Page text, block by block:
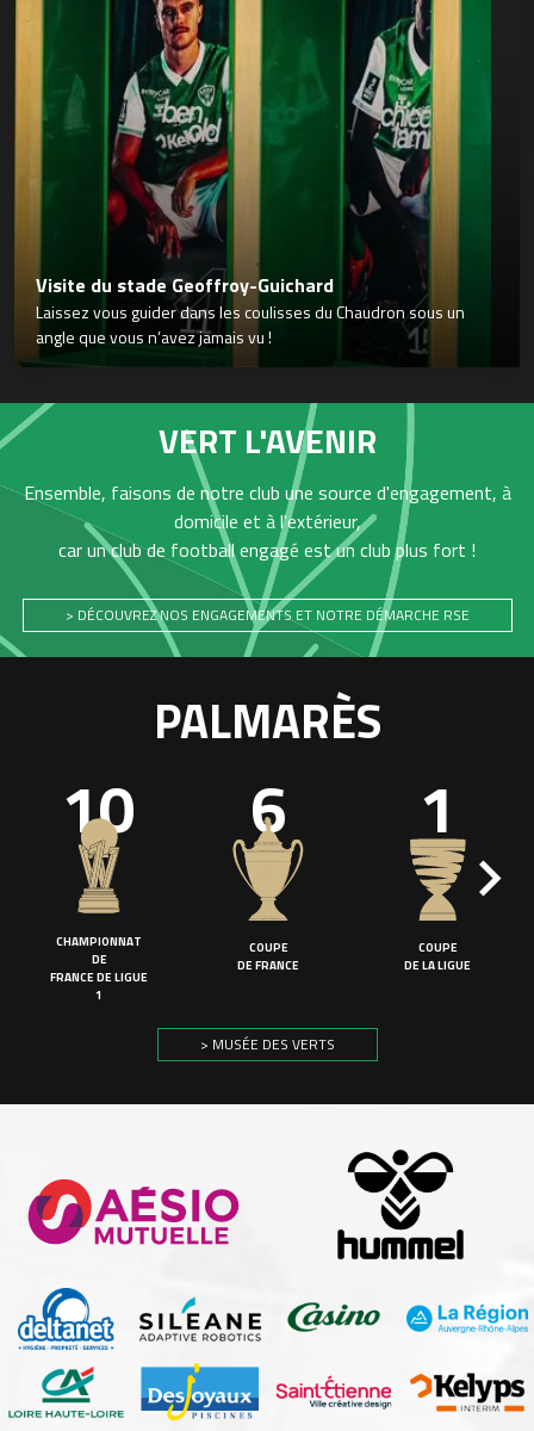
Visite du stade Geoffroy-Guichard
Laissez vous guider dans les coulisses du Chaudron sous un
angle que vous n’avez jamais vu !
VERT L'AVENIR
Ensemble, faisons de notre club une source d'engagement, à
domicile et à l'extérieur,
car un club de football engagé est un club plus fort !
> DÉCOUVREZ NOS ENGAGEMENTS ET NOTRE DÉMARCHE RSE
PALMARÈS
10
CHAMPIONNAT
DE
FRANCE DE LIGUE
1
6
COUPE
DE FRANCE
1
COUPE
DE LA LIGUE
> MUSÉE DES VERTS